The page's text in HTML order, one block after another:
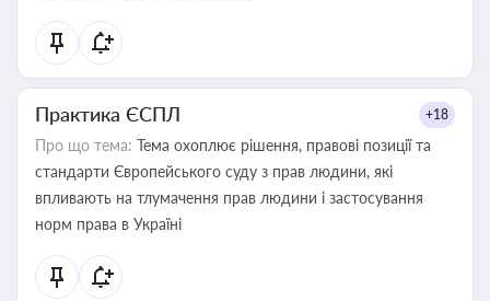
Практика ЄСПЛ +18
Про що тема: Тема охоплює рішення, правові позиції та
стандарти Європейського суду з прав людини, які
впливають на тлумачення прав людини і застосування
норм права в Україні